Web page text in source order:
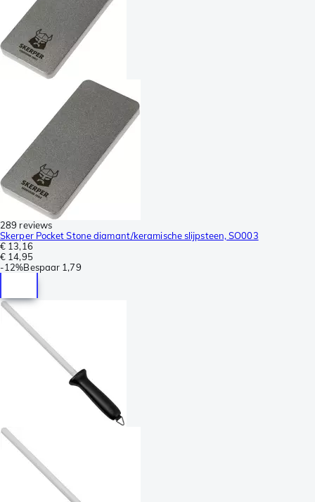
289 reviews
Skerper Pocket Stone diamant/keramische slijpsteen, SO003
€ 13,16
€ 14,95
-12%Bespaar 1,79